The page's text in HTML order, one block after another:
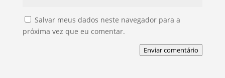
Salvar meus dados neste navegador para a
próxima vez que eu comentar.
Enviar comentário